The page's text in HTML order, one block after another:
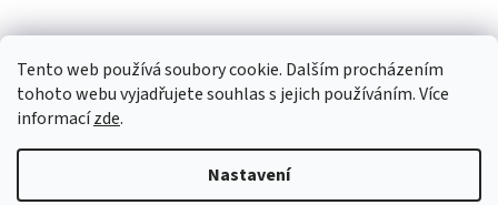
Tento web používá soubory cookie. Dalším procházením
tohoto webu vyjadřujete souhlas s jejich používáním. Více
informacízde.
Nastavení
Facebook